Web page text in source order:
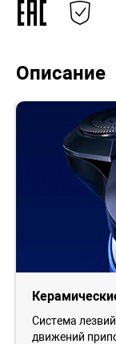
Описание
Система
движений